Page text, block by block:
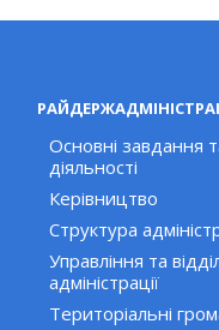
Основні завдання
діяльності
Керівництво
Структура
Управління та
адміністрації
Територіальні